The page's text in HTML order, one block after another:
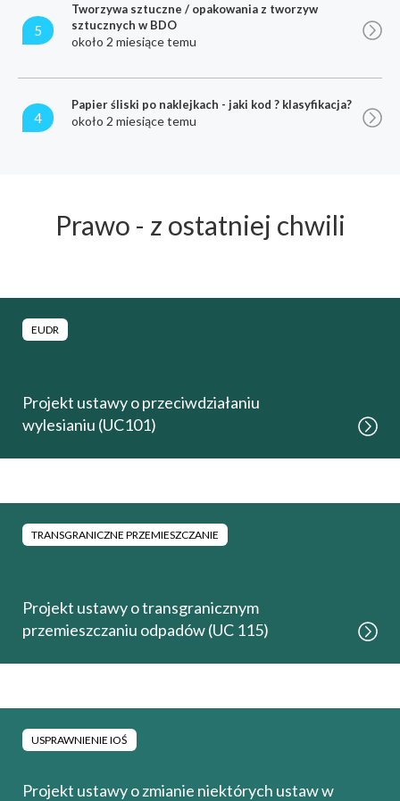
5
Tworzywa sztuczne / opakowania z tworzyw
sztucznych w BDO
około 2 miesiące temu
4
Papier śliski po naklejkach - jaki kod ? klasyfikacja?
około 2 miesiące temu
Prawo - z ostatniej chwili
EUDR
Projekt ustawy o przeciwdziałaniu
wylesianiu (UC101)
TRANSGRANICZNE PRZEMIESZCZANIE
Projekt ustawy o transgranicznym
przemieszczaniu odpadów (UC 115)
USPRAWNIENIE IOŚ
Projekt ustawy o zmianie niektórych ustaw w